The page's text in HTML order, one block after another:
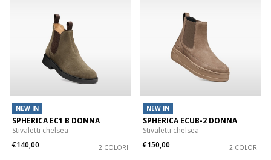
NEW IN
SPHERICA EC1 B DONNA
Stivaletti chelsea
€140,00
2 COLORI
NEW IN
SPHERICA ECUB-2 DONNA
Stivaletti chelsea
€150,00
2 COLORI